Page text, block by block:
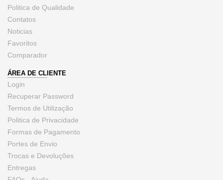
Politica de Qualidade
Contatos
Noticias
Favoritos
Comparador
ÁREA DE CLIENTE
Login
Recuperar Password
Termos de Utilização
Politica de Privacidade
Formas de Pagamento
Portes de Envio
Trocas e Devoluções
Entregas